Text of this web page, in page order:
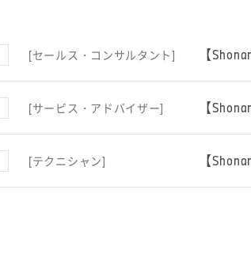
[セールス・コンサルタント] 【
[サービス・アドバイザー] 【
[テクニシャン] 【